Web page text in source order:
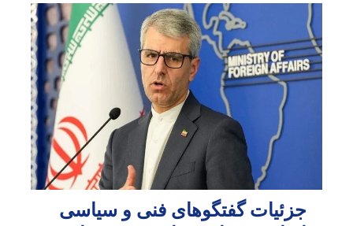
جزئیات گفتگوهای فنی و سیاسی